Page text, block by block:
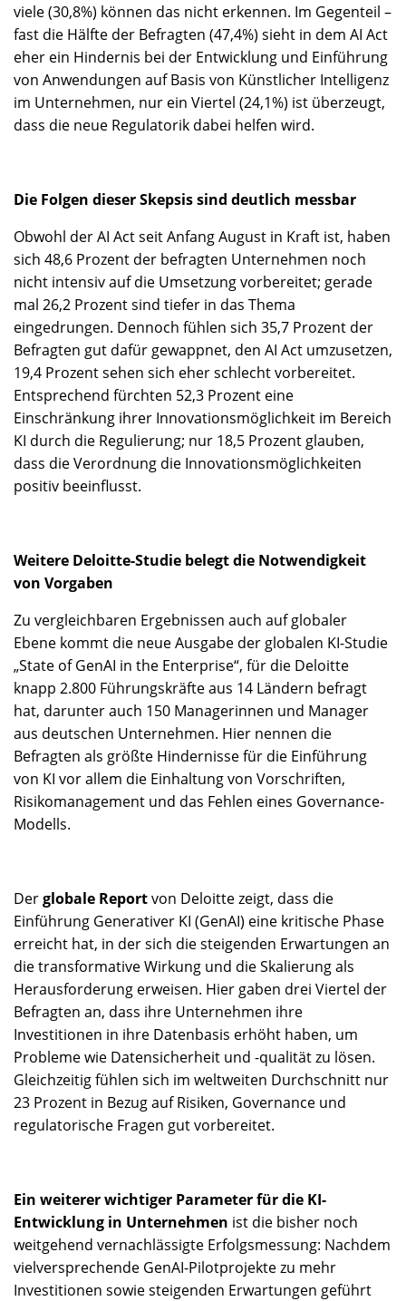
viele (30,8%) können das nicht erkennen. Im Gegenteil –
fast die Hälfte der Befragten (47,4%) sieht in dem AI Act
eher ein Hindernis bei der Entwicklung und Einführung
von Anwendungen auf Basis von Künstlicher Intelligenz
im Unternehmen, nur ein Viertel (24,1%) ist überzeugt,
dass die neue Regulatorik dabei helfen wird.
Die Folgen dieser Skepsis sind deutlich messbar
Obwohl der AI Act seit Anfang August in Kraft ist, haben
sich 48,6 Prozent der befragten Unternehmen noch
nicht intensiv auf die Umsetzung vorbereitet; gerade
mal 26,2 Prozent sind tiefer in das Thema
eingedrungen. Dennoch fühlen sich 35,7 Prozent der
Befragten gut dafür gewappnet, den AI Act umzusetzen,
19,4 Prozent sehen sich eher schlecht vorbereitet.
Entsprechend fürchten 52,3 Prozent eine
Einschränkung ihrer Innovationsmöglichkeit im Bereich
KI durch die Regulierung; nur 18,5 Prozent glauben,
dass die Verordnung die Innovationsmöglichkeiten
positiv beeinflusst.
Weitere Deloitte-Studie belegt die Notwendigkeit
von Vorgaben
Zu vergleichbaren Ergebnissen auch auf globaler
Ebene kommt die neue Ausgabe der globalen KI-Studie
„State of GenAI in the Enterprise“, für die Deloitte
knapp 2.800 Führungskräfte aus 14 Ländern befragt
hat, darunter auch 150 Managerinnen und Manager
aus deutschen Unternehmen. Hier nennen die
Befragten als größte Hindernisse für die Einführung
von KI vor allem die Einhaltung von Vorschriften,
Risikomanagement und das Fehlen eines Governance-
Modells.
Derglobale Reportvon Deloitte zeigt, dass die
Einführung Generativer KI (GenAI) eine kritische Phase
erreicht hat, in der sich die steigenden Erwartungen an
die transformative Wirkung und die Skalierung als
Herausforderung erweisen. Hier gaben drei Viertel der
Befragten an, dass ihre Unternehmen ihre
Investitionen in ihre Datenbasis erhöht haben, um
Probleme wie Datensicherheit und -qualität zu lösen.
Gleichzeitig fühlen sich im weltweiten Durchschnitt nur
23 Prozent in Bezug auf Risiken, Governance und
regulatorische Fragen gut vorbereitet.
Ein weiterer wichtiger Parameter für die KI-
Entwicklung in Unternehmen ist die bisher noch
weitgehend vernachlässigte Erfolgsmessung: Nachdem
vielversprechende GenAI-Pilotprojekte zu mehr
Investitionen sowie steigenden Erwartungen geführt